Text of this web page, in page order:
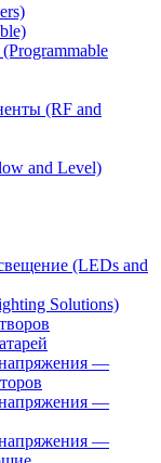
(RF and
and Level)
(LEDs and
Solutions)
—
—
—